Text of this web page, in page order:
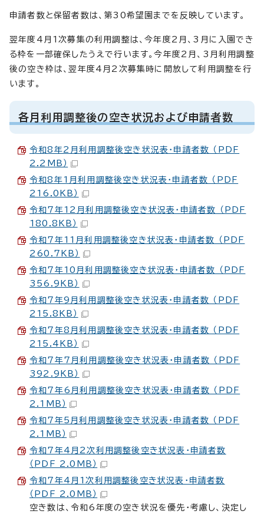
申請者数と保留者数は、第30希望園までを反映しています。
翌年度4月1次募集の利用調整は、今年度2月、3月に入園でき
る枠を一部確保したうえで行います。今年度2月、3月利用調整
後の空き枠は、翌年度4月2次募集時に開放して利用調整を行
います。
各月利用調整後の空き状況および申請者数
令和8年2月利用調整後空き状況表・申請者数 （PDF
2.2MB）
令和8年1月利用調整後空き状況表・申請者数 （PDF
216.0KB）
令和7年12月利用調整後空き状況表・申請者数 （PDF
180.8KB）
令和7年11月利用調整後空き状況表・申請者数 （PDF
260.7KB）
令和7年10月利用調整後空き状況表・申請者数 （PDF
356.9KB）
令和7年9月利用調整後空き状況表・申請者数 （PDF
215.8KB）
令和7年8月利用調整後空き状況表・申請者数 （PDF
215.4KB）
令和7年7月利用調整後空き状況表・申請者数 （PDF
392.9KB）
令和7年6月利用調整後空き状況表・申請者数 （PDF
2.1MB）
令和7年5月利用調整後空き状況表・申請者数 （PDF
2.1MB）
令和7年4月2次利用調整後空き状況表・申請者数
（PDF 2.0MB）
令和7年4月1次利用調整後空き状況表・申請者数
（PDF 2.0MB）
空き数は、令和6年度の空き状況を優先・考慮し、決定し